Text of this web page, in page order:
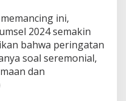
ini,
2024 semakin
bahwa peringatan
soal seremonial,
dan